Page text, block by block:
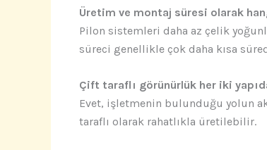
Üretim ve montaj süresi olarak
Pilon sistemleri daha az çelik
süreci genellikle çok daha kısa
Çift taraflı görünürlük her iki
Evet, işletmenin bulunduğu yolun
taraflı olarak rahatlıkla üretilebilir.